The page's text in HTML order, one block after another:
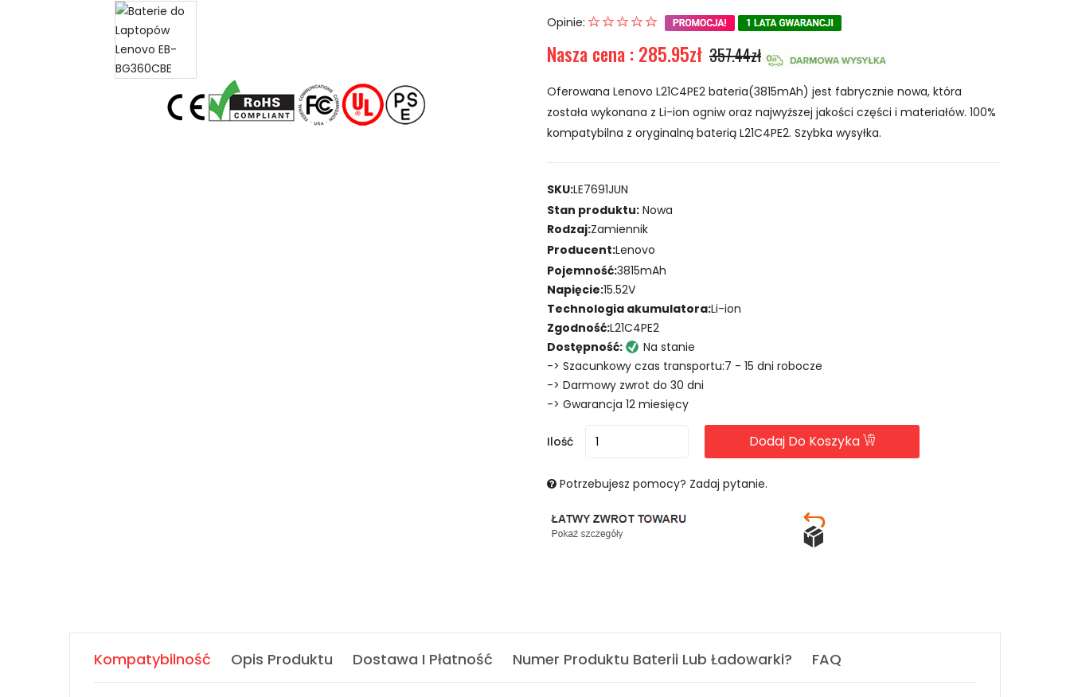
Opinie:
Nasza cena : 285.95zł 357.44zł
Oferowana Lenovo L21C4PE2 bateria(3815mAh) jest fabrycznie nowa, która
została wykonana z Li-ion ogniw oraz najwyższej jakości części i materiałów. 100%
kompatybilna z oryginalną baterią L21C4PE2. Szybka wysyłka.
SKU:LE7691JUN
Stan produktu: Nowa
Rodzaj:Zamiennik
Producent:Lenovo
Pojemność:3815mAh
Napięcie:15.52V
Technologia akumulatora:Li-ion
Zgodność:L21C4PE2
Dostępność:
Na stanie
-> Szacunkowy czas transportu:7 - 15 dni robocze
-> Darmowy zwrot do 30 dni
-> Gwarancja 12 miesięcy
Ilość Dodaj Do Koszyka
Potrzebujesz pomocy? Zadaj pytanie.
Kompatybilność Opis Produktu Dostawa I Płatność Numer Produktu Baterii Lub Ładowarki? FAQ